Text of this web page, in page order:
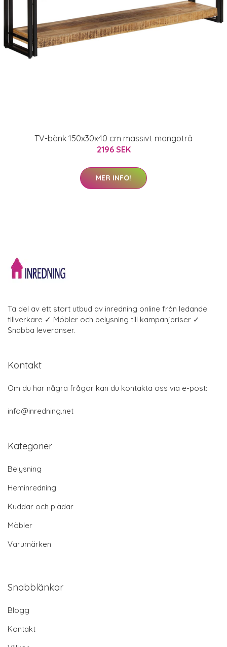
TV-bänk 150x30x40 cm massivt mangoträ
2196 SEK
MER INFO!
Ta del av ett stort utbud av inredning online från ledande
tillverkare ✓ Möbler och belysning till kampanjpriser ✓
Snabba leveranser.
Kontakt
Om du har några frågor kan du kontakta oss via e-post:
info@inredning.net
Kategorier
Belysning
Heminredning
Kuddar och plädar
Möbler
Varumärken
Snabblänkar
Blogg
Kontakt